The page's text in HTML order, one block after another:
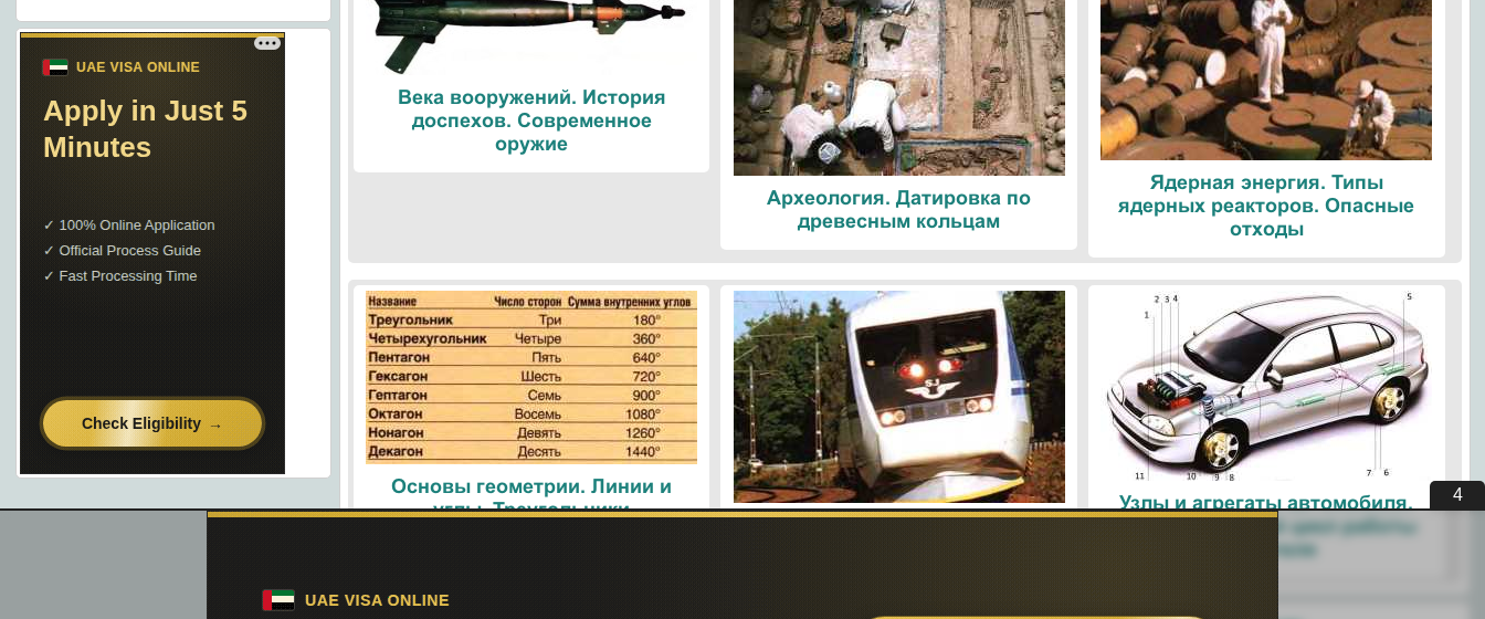
Века вооружений. История
доспехов. Современное
оружие
Археология. Датировка по
древесным кольцам
Ядерная энергия. Типы
ядерных реакторов. Опасные
отходы
Основы геометрии. Линии и
углы. Треугольники
Поезда. Современные
Узлы и агрегаты автомобиля.
Четырехтактный цикл работы
двигателя
4